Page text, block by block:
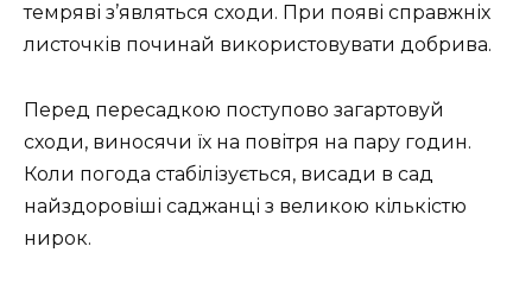
темряві з’являться сходи. При появі справжніх
листочків починай використовувати добрива.
Перед пересадкою поступово загартовуй
сходи, виносячи їх на повітря на пару годин.
Коли погода стабілізується, висади в сад
найздоровіші саджанці з великою кількістю
нирок.